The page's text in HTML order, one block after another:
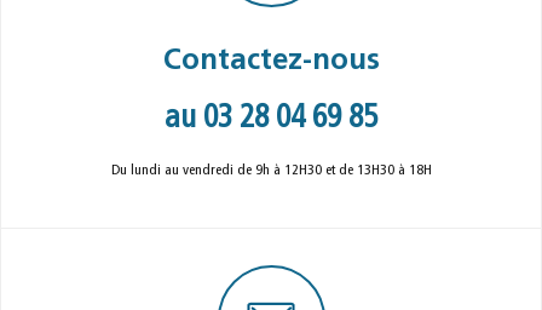
Contactez-nous
au 03 28 04 69 85
Du lundi au vendredi de 9h à 12H30 et de 13H30 à 18H